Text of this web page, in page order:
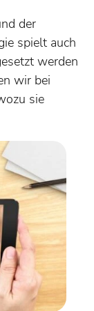
der
spielt auch
werden
wir bei
sie